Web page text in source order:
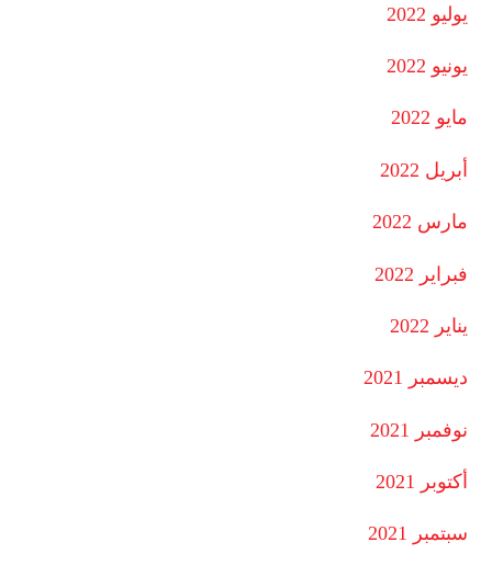
يوليو 2022
يونيو 2022
مايو 2022
أبريل 2022
مارس 2022
فبراير 2022
يناير 2022
ديسمبر 2021
نوفمبر 2021
أكتوبر 2021
سبتمبر 2021